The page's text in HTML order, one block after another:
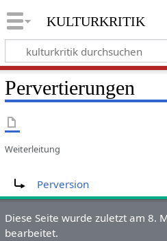
kulturkritik
Pervertierungen
Weiterleitung
Perversion
Diese Seite wurde zuletzt am 8.
bearbeitet.